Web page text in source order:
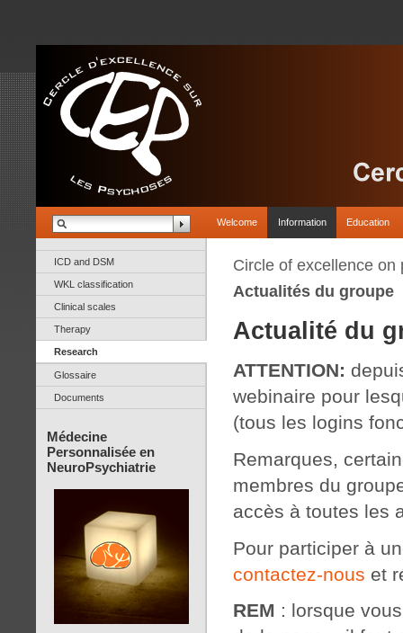
Welcome Information Education
ICD and DSM
WKL classification
Clinical scales
Therapy
Research
Glossaire
Documents
Médecine
Personnalisée en
NeuroPsychiatrie
Circle of excellence on
Actualités du groupe
Actualité du
ATTENTION:
webinaire pour
(tous les logins
Remarques,
membres du
accès à toutes les
Pour participer à
contactez-nous et
REM : lorsque